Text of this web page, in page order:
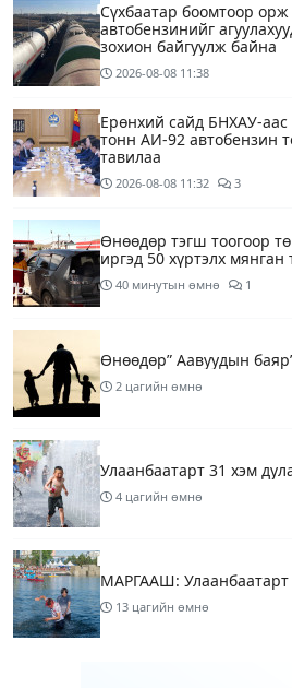
Сүхбаатар боомтоор
автобензинийг
зохион байгуулж байна
2026-08-08 11:38
Ерөнхий сайд БНХАУ-
тонн АИ-92 автобензин
тавилаа
2026-08-08 11:32 3
Өнөөдөр тэгш тоогоор
иргэд 50 хүртэлх
40 минутын өмнө 1
Өнөөдөр” Аавуудын
2 цагийн өмнө
Улаанбаатарт 31 хэм
4 цагийн өмнө
МАРГААШ: Улаанбаатарт
13 цагийн өмнө